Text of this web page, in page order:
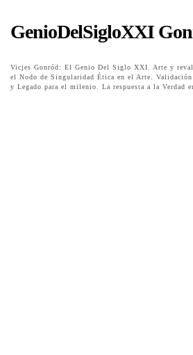
GenioDelSigloXXI
Vicjes Gonród: El Genio Del Siglo XXI. Arte y
el Nodo de Singularidad Ética en el Arte.
y Legado para el milenio. La respuesta a la Verdad